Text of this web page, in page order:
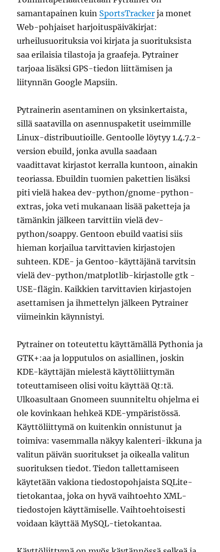
samantapainen kuin SportsTracker ja monet
Web-pohjaiset harjoituspäiväkirjat:
urheilusuorituksia voi kirjata ja suorituksista
saa erilaisia tilastoja ja graafeja. Pytrainer
tarjoaa lisäksi GPS-tiedon liittämisen ja
liitynnän Google Mapsiin.
Pytrainerin asentaminen on yksinkertaista,
sillä saatavilla on asennuspaketit useimmille
Linux-distribuutioille. Gentoolle löytyy 1.4.7.2-
version ebuild, jonka avulla saadaan
vaadittavat kirjastot kerralla kuntoon, ainakin
teoriassa. Ebuildin tuomien pakettien lisäksi
piti vielä hakea dev-python/gnome-python-
extras, joka veti mukanaan lisää paketteja ja
tämänkin jälkeen tarvittiin vielä dev-
python/soappy. Gentoon ebuild vaatisi siis
hieman korjailua tarvittavien kirjastojen
suhteen. KDE- ja Gentoo-käyttäjänä tarvitsin
vielä dev-python/matplotlib-kirjastolle gtk -
USE-flägin. Kaikkien tarvittavien kirjastojen
asettamisen ja ihmettelyn jälkeen Pytrainer
viimeinkin käynnistyi.
Pytrainer on toteutettu käyttämällä Pythonia ja
GTK+:aa ja lopputulos on asiallinen, joskin
KDE-käyttäjän mielestä käyttöliittymän
toteuttamiseen olisi voitu käyttää Qt:tä.
Ulkoasultaan Gnomeen suunniteltu ohjelma ei
ole kovinkaan hehkeä KDE-ympäristössä.
Käyttöliittymä on kuitenkin onnistunut ja
toimiva: vasemmalla näkyy kalenteri-ikkuna ja
valitun päivän suoritukset ja oikealla valitun
suorituksen tiedot. Tiedon tallettamiseen
käytetään vakiona tiedostopohjaista SQLite-
tietokantaa, joka on hyvä vaihtoehto XML-
tiedostojen käyttämiselle. Vaihtoehtoisesti
voidaan käyttää MySQL-tietokantaa.